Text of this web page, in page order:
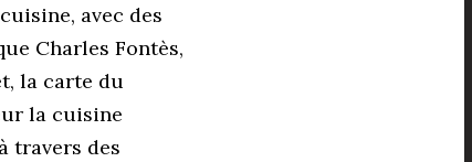
avec des
Charles Fontès,
la carte du
la cuisine
travers des